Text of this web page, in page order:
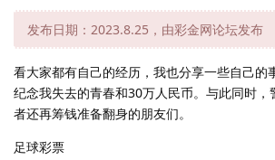
发布日期：2023.8.25，由彩金网论坛发布
看大家都有自己的经历，我也分享一些自己的
纪念我失去的青春和30万人民币。与此同时，
者还再筹钱准备翻身的朋友们。
足球彩票